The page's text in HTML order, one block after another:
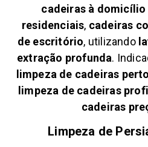
cadeiras à domicílio
residenciais, cadeiras
de escritório, utilizando
extração profunda.
limpeza de cadeiras
limpeza de cadeiras
cadeiras
Limpeza de